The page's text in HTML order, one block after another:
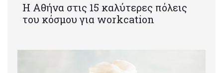
Η Αθήνα στις 15 καλύτερες πόλεις
του κόσμου για workcation